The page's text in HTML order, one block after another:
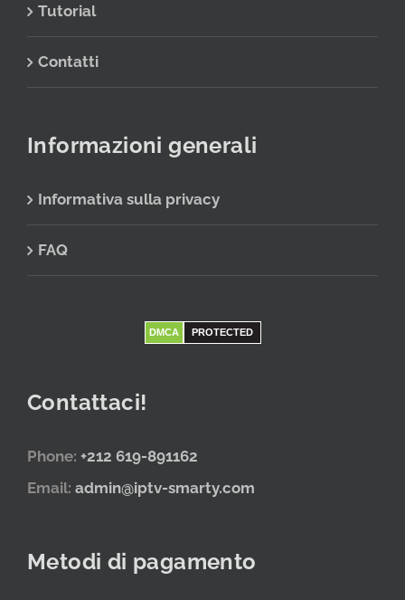
Tutorial
Contatti
Informazioni generali
Informativa sulla privacy
FAQ
DMCA PROTECTED
Contattaci!
Phone: +212 619-891162
Email: admin@iptv-smarty.com
Metodi di pagamento